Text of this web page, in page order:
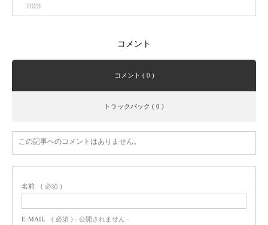
2023
コメント
コメント ( 0 )
トラックバック ( 0 )
この記事へのコメントはありません。
名前 ( 必須 )
E-MAIL ( 必須 ) - 公開されません -